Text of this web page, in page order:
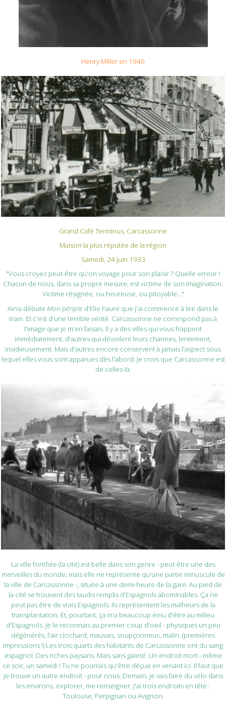
Henry Miller en 1940
Grand Café Terminus, Carcassonne
Maison la plus réputée de la région
Samedi, 24 juin 1933
"Vous croyez peut-être qu'on voyage pour son plaisir ? Quelle erreur !
Chacun de nous, dans sa propre mesure, est victime de son imagination.
Victime résignée, ou heureuse, ou pitoyable..."
Ainsi débute Mon périple d'Elie Faure que j'ai commencé à lire dans le
train. Et c'est d'une terrible vérité. Carcassonne ne correspond pas à
l'image que je m'en faisais. Il y a des villes qui vous frappent
immédiatement, d'autres qui dévoilent leurs charmes, lentement,
insidieusement. Mais d'autres encore conservent à jamais l'aspect sous
lequel elles vous sont apparues dès l'abord. Je crois que Carcassonne est
de celles-là.
La ville fortifiée (la cité) est belle dans son genre - peut-être une des
merveilles du monde, mais elle ne représente qu'une partie minuscule de
la ville de Carcassonne -, située à une demi-heure de la gare. Au pied de
la cité se trouvent des taudis remplis d'Espagnols abominables. Ça ne
peut pas être de vrais Espagnols. Ils représentent les malheurs de la
transplantation. Et, pourtant, ça m'a beaucoup ému d'être au milieu
d'Espagnols. Je le reconnais au premier coup d'oeil - physiques un peu
dégénérés, l'air clochard, mauvais, soupçonneux, malin. (premières
impressions !) Les trois quarts des habitants de Carcassonne ont du sang
espagnol. Des riches paysans. Mais sans gaieté. Un endroit mort - même
ce soir, un samedi ! Tu ne pourrais qu'être déçue en venant ici. Il faut que
je trouve un autre endroit - pour nous. Demain, je vais faire du vélo dans
les environs, explorer, me renseigner. J'ai trois endroits en tête :
Toulouse, Perpignan ou Avignon.